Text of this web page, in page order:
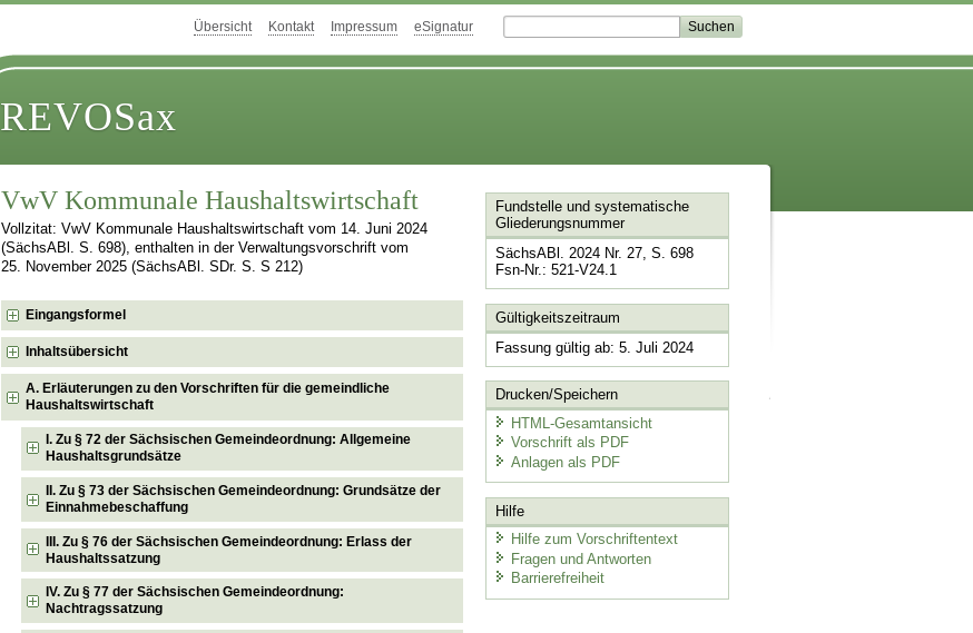
Übersicht Kontakt Impressum eSignatur
REVOSax
VwV Kommunale Haushaltswirtschaft
Vollzitat: VwV Kommunale Haushaltswirtschaft vom 14. Juni 2024
(SächsABl. S. 698), enthalten in der Verwaltungsvorschrift vom
25. November 2025 (SächsABl. SDr. S. S 212)
Eingangsformel
Inhaltsübersicht
A. Erläuterungen zu den Vorschriften für die gemeindliche
Haushaltswirtschaft
I. Zu § 72 der Sächsischen Gemeindeordnung: Allgemeine
Haushaltsgrundsätze
II. Zu § 73 der Sächsischen Gemeindeordnung: Grundsätze der
Einnahmebeschaffung
III. Zu § 76 der Sächsischen Gemeindeordnung: Erlass der
Haushaltssatzung
IV. Zu § 77 der Sächsischen Gemeindeordnung:
Nachtragssatzung
Fundstelle und systematische
Gliederungsnummer
SächsABl. 2024 Nr. 27, S. 698
Fsn-Nr.: 521-V24.1
Gültigkeitszeitraum
Fassung gültig ab: 5. Juli 2024
Drucken/Speichern
HTML-Gesamtansicht
Vorschrift als PDF
Anlagen als PDF
Hilfe
Hilfe zum Vorschriftentext
Fragen und Antworten
Barrierefreiheit